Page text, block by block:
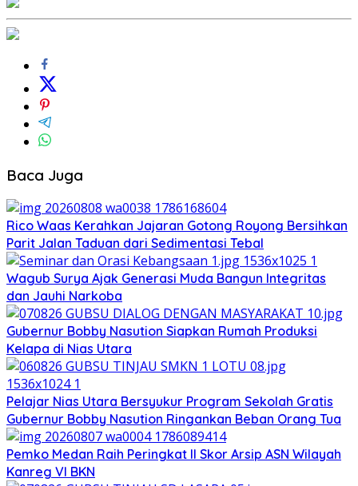
Baca Juga
Rico Waas Kerahkan Jajaran Gotong Royong Bersihkan
Parit Jalan Taduan dari Sedimentasi Tebal
Wagub Surya Ajak Generasi Muda Bangun Integritas
dan Jauhi Narkoba
Gubernur Bobby Nasution Siapkan Rumah Produksi
Kelapa di Nias Utara
Pelajar Nias Utara Bersyukur Program Sekolah Gratis
Gubernur Bobby Nasution Ringankan Beban Orang Tua
Pemko Medan Raih Peringkat II Skor Arsip ASN Wilayah
Kanreg VI BKN